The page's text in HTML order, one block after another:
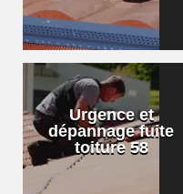
Urgence et
dépannage fuite
toiture 58